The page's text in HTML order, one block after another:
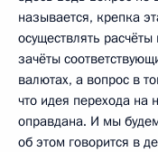
называется, крепка
осуществлять расчёты
зачёты
валютах, а вопрос в
что идея перехода
оправдана. И мы
об этом говорится в